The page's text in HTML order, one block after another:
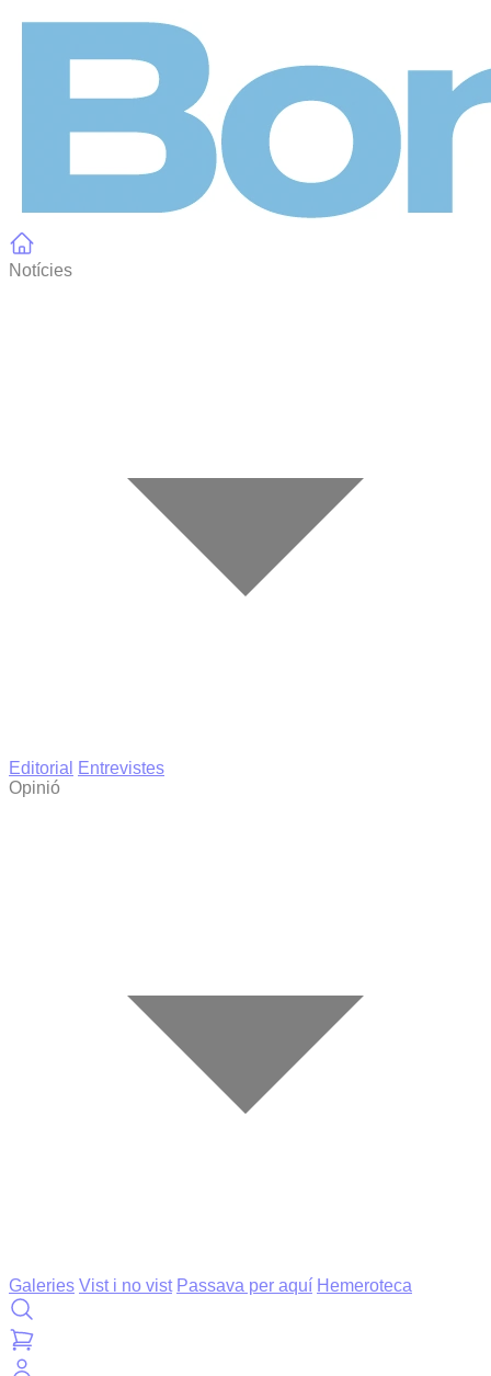
Notícies
Editorial
Entrevistes
Opinió
Galeries Vist i no vist Passava per aquí Hemeroteca